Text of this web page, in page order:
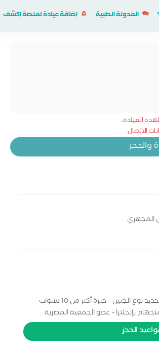
المدونة الطبية إضافة عيادة لمنصة إكشف
العيادة،
الاتصال:
والحجز
المجهري
أخصائي التوليد وأمراض النساء وجراحات المناظير والحقن المجهري وتحديد نوع الجنين - خبرة أكثر من 10 سنوات -
بإنجلترا - عضو الجمعية المصرية
الحجز